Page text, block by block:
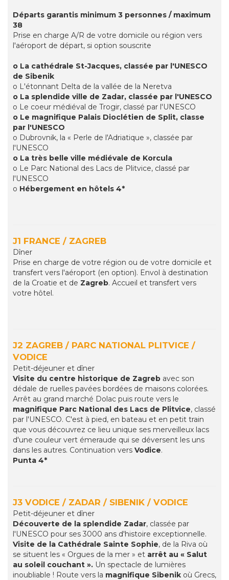
Départs garantis minimum 3 personnes / maximum
38
Prise en charge A/R de votre domicile ou région vers
l'aéroport de départ, si option souscrite
o La cathédrale St-Jacques, classée par l'UNESCO
de Sibenik
o L'étonnant Delta de la vallée de la Neretva
o La splendide ville de Zadar, classée par l'UNESCO
o Le coeur médiéval de Trogir, classé par l'UNESCO
o Le magnifique Palais Dioclétien de Split, classe
par l'UNESCO
o Dubrovnik, la « Perle de l'Adriatique », classée par
l'UNESCO
o La très belle ville médiévale de Korcula
o Le Parc National des Lacs de Plitvice, classé par
l'UNESCO
o Hébergement en hôtels 4*
J1 FRANCE / ZAGREB
Dîner
Prise en charge de votre région ou de votre domicile et
transfert vers l'aéroport (en option). Envol à destination
de la Croatie et de Zagreb. Accueil et transfert vers
votre hôtel.
J2 ZAGREB / PARC NATIONAL PLITVICE /
VODICE
Petit-déjeuner et dîner
Visite du centre historique de Zagreb avec son
dédale de ruelles pavées bordées de maisons colorées.
Arrêt au grand marché Dolac puis route vers le
magnifique Parc National des Lacs de Plitvice, classé
par l'UNESCO. C'est à pied, en bateau et en petit train
que vous découvrez ce lieu unique ses merveilleux lacs
d'une couleur vert émeraude qui se déversent les uns
dans les autres. Continuation vers Vodice.
Punta 4*
J3 VODICE / ZADAR / SIBENIK / VODICE
Petit-déjeuner et dîner
Découverte de la splendide Zadar, classée par
l'UNESCO pour ses 3000 ans d'histoire exceptionnelle.
Visite de la Cathédrale Sainte Sophie, de la Riva où
se situent les « Orgues de la mer » et arrêt au « Salut
au soleil couchant ». Un spectacle de lumières
inoubliable ! Route vers la magnifique Sibenik où Grecs,